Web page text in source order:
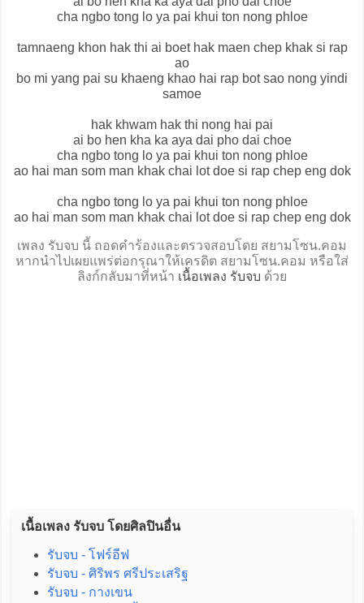
cha ngbo tong lo ya pai khui ton nong phloe
tamnaeng khon hak thi ai boet hak maen chep khak si rap
ao
bo mi yang pai su khaeng khao hai rap bot sao nong yindi
samoe
hak khwam hak thi nong hai pai
ai bo hen kha ka aya dai pho dai choe
cha ngbo tong lo ya pai khui ton nong phloe
ao hai man som man khak chai lot doe si rap chep eng dok
cha ngbo tong lo ya pai khui ton nong phloe
ao hai man som man khak chai lot doe si rap chep eng dok
เพลง รับจบ นี้ ถอดคำร้องและตรวจสอบโดย สยามโซน.คอม
หากนำไปเผยแพร่ต่อกรุณาให้เครดิต สยามโซน.คอม หรือใส่
ลิงก์กลับมาที่หน้า เนื้อเพลง รับจบ ด้วย
เนื้อเพลง รับจบ โดยศิลปินอื่น
รับจบ - โฟร์อีฟ
รับจบ - ศิริพร ศรีประเสริฐ
รับจบ - กางเขน